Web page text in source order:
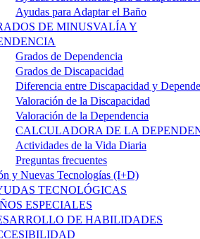
Ayudas para Adaptar el Baño
DE MINUSVALÍA Y
Grados de Dependencia
Grados de Discapacidad
Diferencia entre Discapacidad y
Valoración de la Discapacidad
Valoración de la Dependencia
CALCULADORA DE LA
Actividades de la Vida Diaria
Preguntas frecuentes
y Nuevas Tecnologías (I+D)
TECNOLÓGICAS
ESPECIALES
DE HABILIDADES